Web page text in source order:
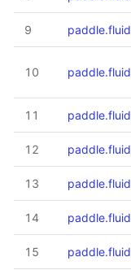
9
10
11
12
13
14
15